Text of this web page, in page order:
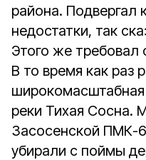
района. Подвергал
недостатки, так
Этого же требовал
В то время как раз
реки Тихая Сосна.
Засосенской ПМК-
убирали с поймы